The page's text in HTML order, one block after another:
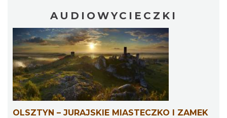
AUDIOWYCIECZKI
OLSZTYN – JURAJSKIE MIASTECZKO I ZAMEK